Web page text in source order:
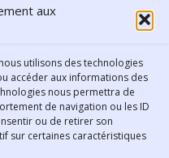
aux
utilisons des technologies
accéder aux informations des
nous permettra de
de navigation ou les ID
ou de retirer son
sur certaines caractéristiques